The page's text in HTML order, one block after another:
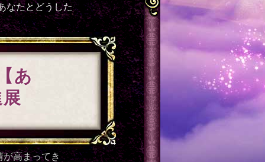
なたとどうした
あ
が高まってき